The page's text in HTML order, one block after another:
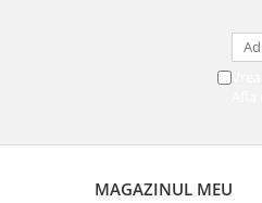
MAGAZINUL MEU